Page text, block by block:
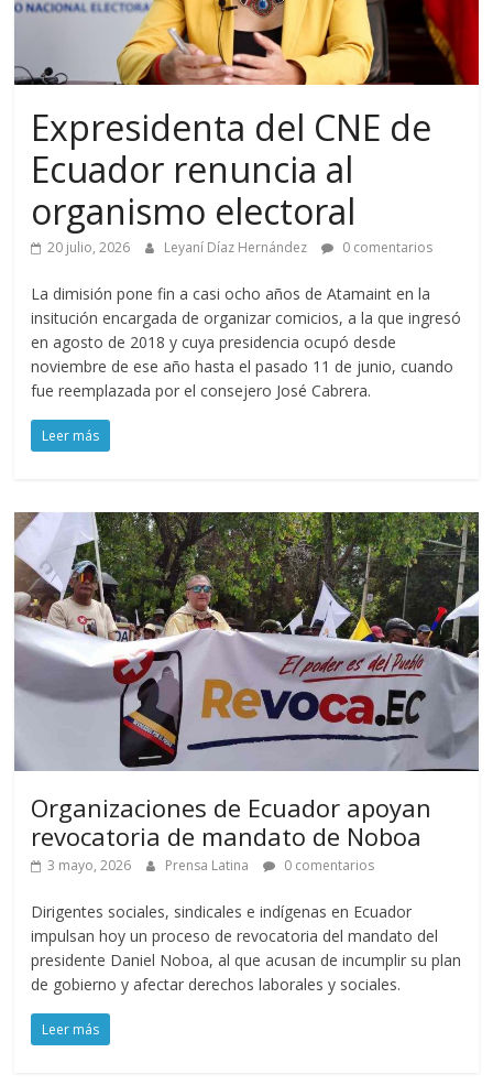
Expresidenta del CNE de
Ecuador renuncia al
organismo electoral
20 julio, 2026 Leyaní Díaz Hernández 0 comentarios
La dimisión pone fin a casi ocho años de Atamaint en la
insitución encargada de organizar comicios, a la que ingresó
en agosto de 2018 y cuya presidencia ocupó desde
noviembre de ese año hasta el pasado 11 de junio, cuando
fue reemplazada por el consejero José Cabrera.
Leer más
Organizaciones de Ecuador apoyan
revocatoria de mandato de Noboa
3 mayo, 2026 Prensa Latina 0 comentarios
Dirigentes sociales, sindicales e indígenas en Ecuador
impulsan hoy un proceso de revocatoria del mandato del
presidente Daniel Noboa, al que acusan de incumplir su plan
de gobierno y afectar derechos laborales y sociales.
Leer más